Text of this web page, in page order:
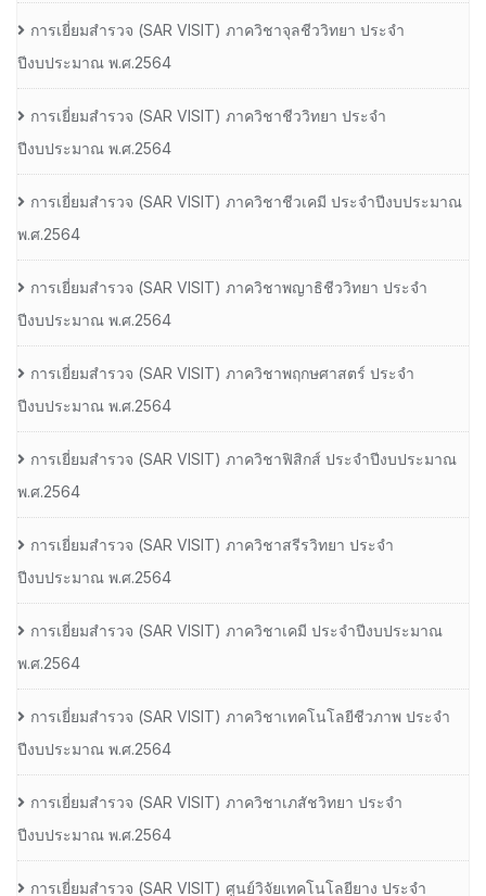
การเยี่ยมสํารวจ (SAR VISIT) ภาควิชาจุลชีววิทยา ประจํา
ปีงบประมาณ พ.ศ.2564
การเยี่ยมสํารวจ (SAR VISIT) ภาควิชาชีววิทยา ประจํา
ปีงบประมาณ พ.ศ.2564
การเยี่ยมสํารวจ (SAR VISIT) ภาควิชาชีวเคมี ประจําปีงบประมาณ
พ.ศ.2564
การเยี่ยมสํารวจ (SAR VISIT) ภาควิชาพญาธิชีววิทยา ประจํา
ปีงบประมาณ พ.ศ.2564
การเยี่ยมสํารวจ (SAR VISIT) ภาควิชาพฤกษศาสตร์ ประจํา
ปีงบประมาณ พ.ศ.2564
การเยี่ยมสํารวจ (SAR VISIT) ภาควิชาฟิสิกส์ ประจําปีงบประมาณ
พ.ศ.2564
การเยี่ยมสํารวจ (SAR VISIT) ภาควิชาสรีรวิทยา ประจํา
ปีงบประมาณ พ.ศ.2564
การเยี่ยมสํารวจ (SAR VISIT) ภาควิชาเคมี ประจําปีงบประมาณ
พ.ศ.2564
การเยี่ยมสํารวจ (SAR VISIT) ภาควิชาเทคโนโลยีชีวภาพ ประจํา
ปีงบประมาณ พ.ศ.2564
การเยี่ยมสํารวจ (SAR VISIT) ภาควิชาเภสัชวิทยา ประจํา
ปีงบประมาณ พ.ศ.2564
การเยี่ยมสํารวจ (SAR VISIT) ศูนย์วิจัยเทคโนโลยียาง ประจํา